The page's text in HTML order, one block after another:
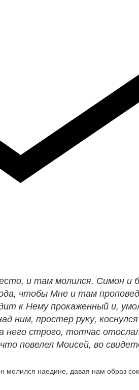
и там молился. Симон
чтобы Мне и там
к Нему прокаженный и,
простер руку,
строго, тотчас
повелел Моисей, во
наедине, давая нам образ